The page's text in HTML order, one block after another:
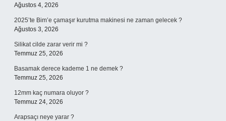
Ağustos 4, 2026
2025’te Bim’e çamaşır kurutma makinesi ne zaman gelecek ?
Ağustos 3, 2026
Silikat cilde zarar verir mi ?
Temmuz 25, 2026
Basamak derece kademe 1 ne demek ?
Temmuz 25, 2026
12mm kaç numara oluyor ?
Temmuz 24, 2026
Arapsaçı neye yarar ?